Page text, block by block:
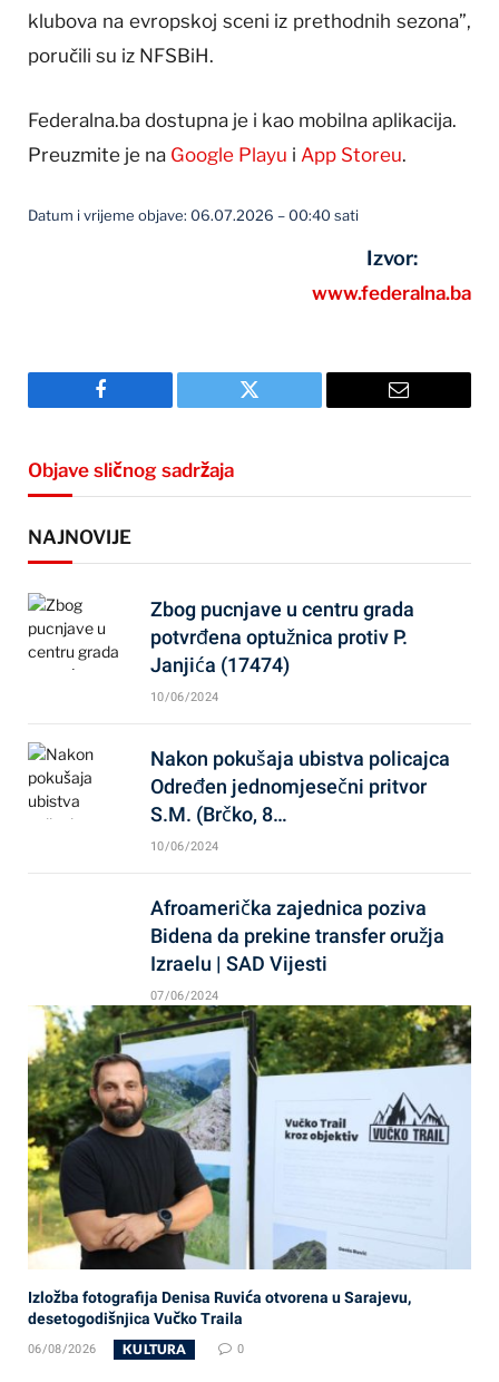
klubova na evropskoj sceni iz prethodnih sezona”,
poručili su iz NFSBiH.
Federalna.ba dostupna je i kao mobilna aplikacija.
Preuzmite je na Google Playu i App Storeu.
Datum i vrijeme objave: 06.07.2026 – 00:40 sati
Izvor:
www.federalna.ba
Facebook Twitter Email
Objave sličnog sadržaja
NAJNOVIJE
Zbog pucnjave u centru grada
potvrđena optužnica protiv P.
Janjića (17474)
10/06/2024
Nakon pokušaja ubistva policajca
Određen jednomjesečni pritvor
S.M. (Brčko, 8…
10/06/2024
Afroamerička zajednica poziva
Bidena da prekine transfer oružja
Izraelu | SAD Vijesti
07/06/2024
Izložba fotografija Denisa Ruvića otvorena u Sarajevu,
desetogodišnjica Vučko Traila
06/08/2026 KULTURA 0